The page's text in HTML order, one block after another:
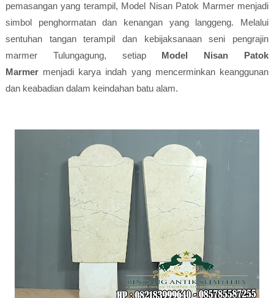
pemasangan yang terampil, Model Nisan Patok Marmer menjadi
simbol penghormatan dan kenangan yang langgeng. Melalui
sentuhan tangan terampil dan kebijaksanaan seni pengrajin
marmer Tulungagung, setiap Model Nisan Patok
Marmermenjadi karya indah yang mencerminkan keanggunan
dan keabadian dalam keindahan batu alam.